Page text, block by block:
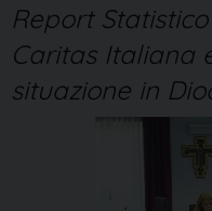
Report
Caritas Italiana
situazione in